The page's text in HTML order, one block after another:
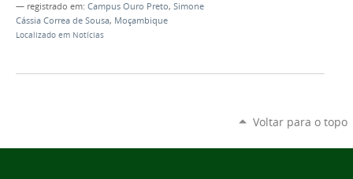
— registrado em: Campus Ouro Preto, Simone
Cássia Correa de Sousa, Moçambique
Localizado em Notícias
Voltar para o topo